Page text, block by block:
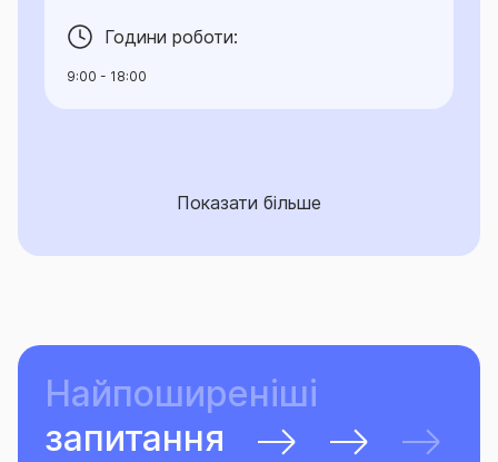
Години роботи:
9:00 - 18:00
Показати більше
Найпоширеніші
запитання